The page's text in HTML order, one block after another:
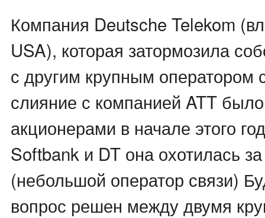
Компания Deutsche Telekom
USA), которая затормозила
с другим крупным оператором
слияние с компанией ATT
акционерами в начале этого
Softbank и DT она охотилась
(небольшой оператор связи)
вопрос решен между двумя